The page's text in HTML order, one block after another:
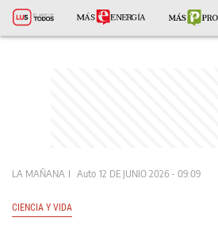
LA MAÑANA Auto 12 DE JUNIO 2026 - 09:09
CIENCIA Y VIDA